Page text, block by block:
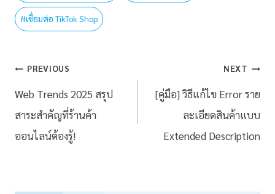
#เชื่อมต่อ TikTok Shop
PREVIOUS
Web Trends 2025 สรุป
สาระสำคัญที่ร้านค้า
ออนไลน์ต้องรู้!
NEXT
[คู่มือ] วิธีแก้ไข Error ราย
ละเอียดสินค้าแบบ
Extended Description